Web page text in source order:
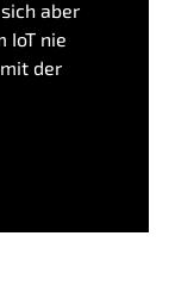
aber
IoT nie
der